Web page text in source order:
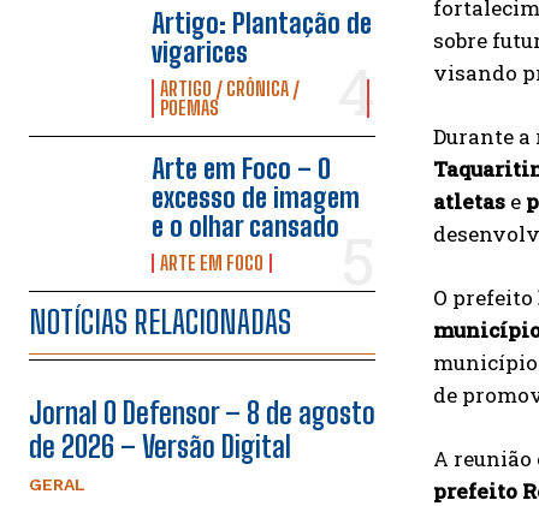
Artigo: Plantação de
vigarices
ARTIGO / CRÔNICA /
POEMAS
Arte em Foco – O
excesso de imagem
e o olhar cansado
ARTE EM FOCO
NOTÍCIAS RELACIONADAS
Jornal O Defensor – 8 de agosto
de 2026 – Versão Digital
GERAL
sobre
visando
Durante
atletas e
O prefeito
município
de
A
prefeito